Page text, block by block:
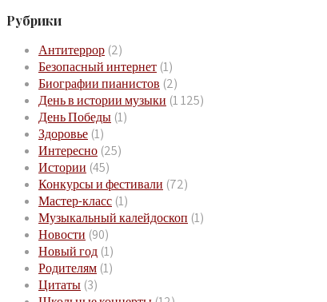
Рубрики
Антитеррор (2)
Безопасный интернет (1)
Биографии пианистов (2)
День в истории музыки (1 125)
День Победы (1)
Здоровье (1)
Интересно (25)
Истории (45)
Конкурсы и фестивали (72)
Мастер-класс (1)
Музыкальный калейдоскоп (1)
Новости (90)
Новый год (1)
Родителям (1)
Цитаты (3)